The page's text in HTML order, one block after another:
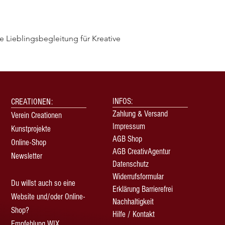
Schnellansicht
Lieblingsbegleitung für Kreative
CREATIONEN:
Verein Creationen
Kunstprojekte
Online-Shop
Newsletter
Du willst auch so eine
Website und/oder Online-
Shop?
INFOS:
Zahlung & Versand
Impressum
AGB Shop
AGB CreativAgentur
Datenschutz
Widerrufsformular
Erklärung Barrierefrei
Nachhaltigkeit
Hilfe / Kontakt